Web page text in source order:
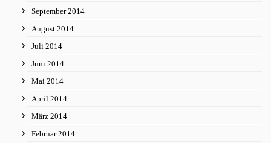
September 2014
August 2014
Juli 2014
Juni 2014
Mai 2014
April 2014
März 2014
Februar 2014